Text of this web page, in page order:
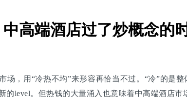
高端酒店过了炒概念的
场，用“冷热不均”来形容再恰当不过。“冷”的是
的level。但热钱的大量涌入也意味着中高端酒店